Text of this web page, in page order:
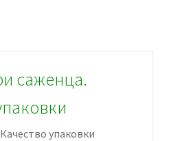
саженца.
упаковки